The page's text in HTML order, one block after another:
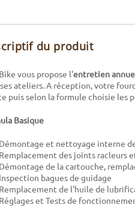
du produit
vous propose l'entretien
ateliers. A réception, votre
puis selon la formule choisie les
Basique
Démontage et nettoyage interne
Remplacement des joints racleurs
Démontage de la cartouche,
Inspection bagues de guidage
Remplacement de l'huile de
Réglages et Tests de